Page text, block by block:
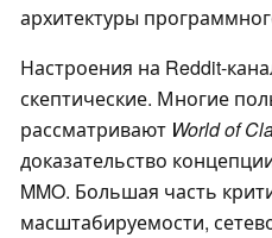
архитектуры
Настроения на Reddit-
скептические. Многие
рассматривают World of
доказательство
MMO. Большая часть
масштабируемости,